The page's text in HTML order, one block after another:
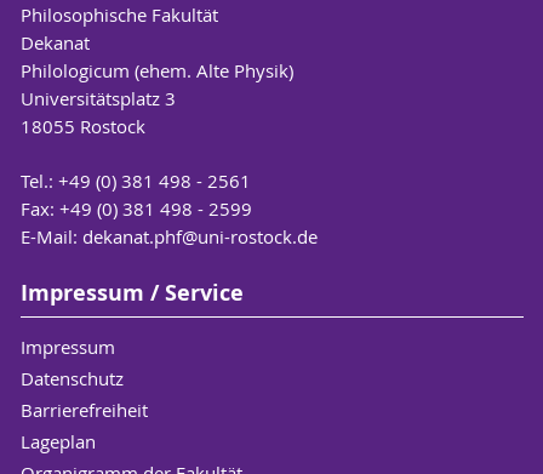
Philosophische Fakultät
Dekanat
Philologicum (ehem. Alte Physik)
Universitätsplatz 3
18055 Rostock
Tel.: +49 (0) 381 498 - 2561
Fax: +49 (0) 381 498 - 2599
E-Mail: dekanat.phf@uni-rostock.de
Impressum / Service
Impressum
Datenschutz
Barrierefreiheit
Lageplan